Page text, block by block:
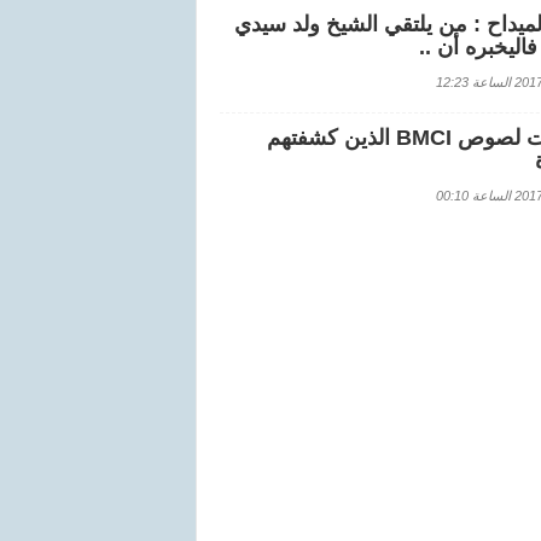
: من يلتقي الشيخ ولد سيدي
أن ..
12:23
هويات لصوص BMCI الذين كشفتهم
00:10